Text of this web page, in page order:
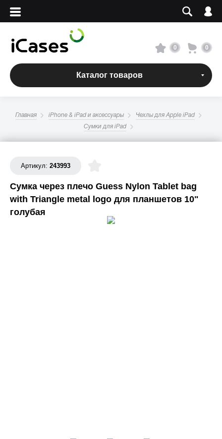
Вход
Сервисный центр
О магазине
+7 495 960-31-54
+7 800 500-31-47
0 0
Каталог товаров
Главная iPhone & iPad и аксессуары Чехлы для Apple iPad
Сумки для iPad
Артикул: 243993
Сумка через плечо Guess Nylon Tablet bag
with Triangle metal logo для планшетов 10"
голубая